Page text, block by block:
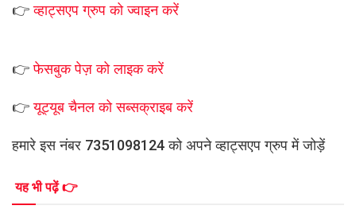
👉व्हाट्सएपग्रुप कोज्वाइन करें
👉फेसबुक पेज़ को लाइक करें
👉यूट्यूब चैनल को सब्सक्राइब करें
हमारे इस नंबर 7351098124 को अपने व्हाट्सएप ग्रुप में जोड़ें
यह भी पढ़ें 👉